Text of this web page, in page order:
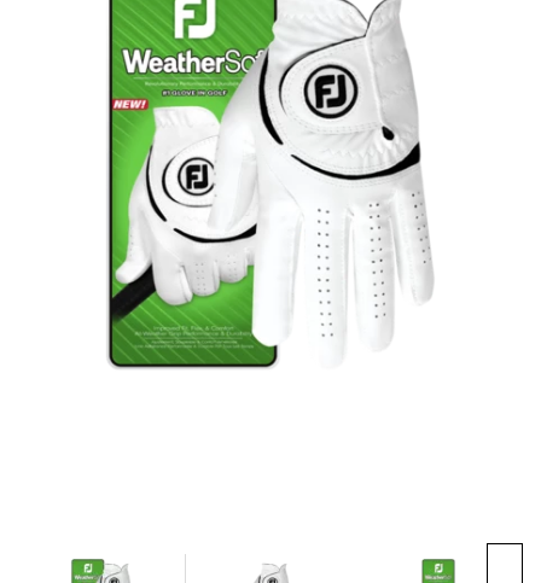
Golfschläger
Bekleidung
Handschuhe